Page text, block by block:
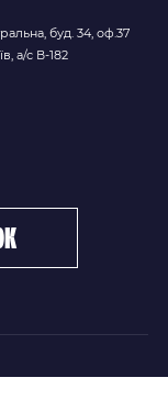
буд. 34, оф.37
а/с В-182